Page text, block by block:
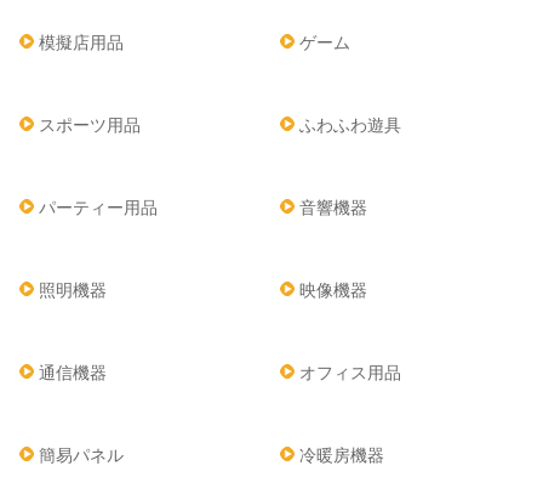
模擬店用品 ゲーム
スポーツ用品 ふわふわ遊具
パーティー用品 音響機器
照明機器 映像機器
通信機器 オフィス用品
簡易パネル 冷暖房機器